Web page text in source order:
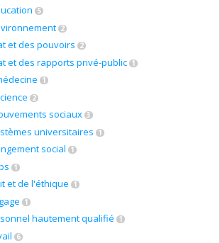
5
2
et des pouvoirs 2
et des rapports privé-public 1
1
2
sociaux 3
universitaires 1
social 1
1
et de l'éthique 1
1
hautement qualifié 1
6